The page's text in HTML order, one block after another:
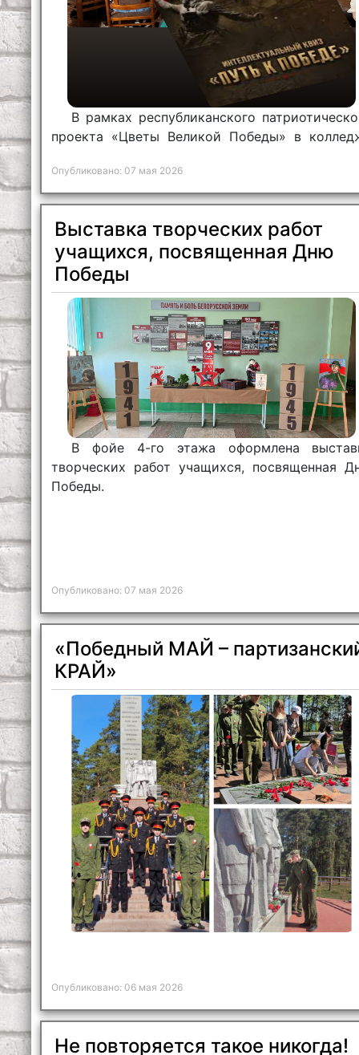
В рамках республиканского
проекта «Цветы Великой Победы» в
Опубликовано: 07 мая 2026
Выставка творческих работ
учащихся, посвященная Дню
Победы
В фойе 4-го этажа оформлена
творческих работ учащихся, посвященная
Победы.
Опубликовано: 07 мая 2026
«Победный МАЙ –
КРАЙ»
Опубликовано: 06 мая 2026
Не повторяется такое никогда!